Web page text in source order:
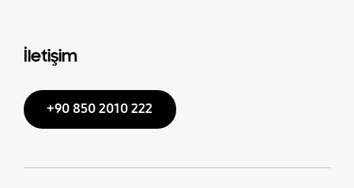
İletişim
+90 850 2010 222